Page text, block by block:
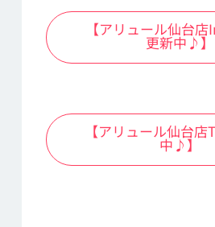
【アリュール仙台
更新中♪】
【アリュール仙台
中♪】